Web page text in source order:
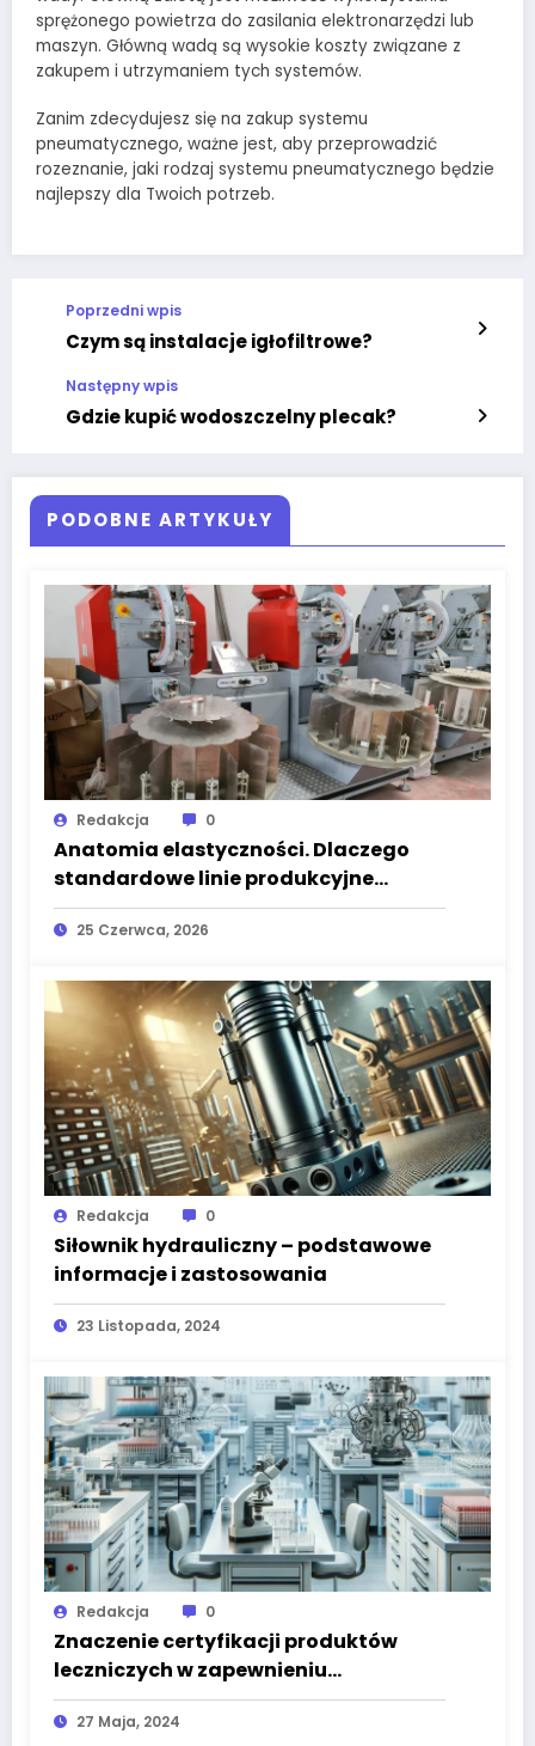
sprężonego powietrza do zasilania elektronarzędzi lub
maszyn. Główną wadą są wysokie koszty związane z
zakupem i utrzymaniem tych systemów.
Zanim zdecydujesz się na zakup systemu
pneumatycznego, ważne jest, aby przeprowadzić
rozeznanie, jaki rodzaj systemu pneumatycznego będzie
najlepszy dla Twoich potrzeb.
Poprzedni wpis
Czym są instalacje igłofiltrowe?
Następny wpis
Gdzie kupić wodoszczelny plecak?
PODOBNE ARTYKUŁY
Redakcja 0
Anatomia elastyczności. Dlaczego
standardowe linie produkcyjne
odchodzą w przeszłość na rzecz
systemów szytych na miarę?
25 Czerwca, 2026
Redakcja 0
Siłownik hydrauliczny – podstawowe
informacje i zastosowania
23 Listopada, 2024
Redakcja 0
Znaczenie certyfikacji produktów
leczniczych w zapewnieniu
bezpieczeństwa i skuteczności
27 Maja, 2024